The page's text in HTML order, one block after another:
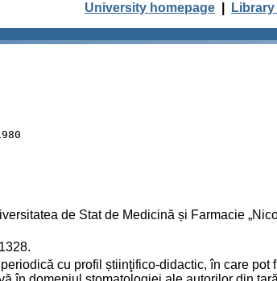
University homepage
de Stat de Medicină și Farmacie
cu profil știinţifico-didactic, în care pot